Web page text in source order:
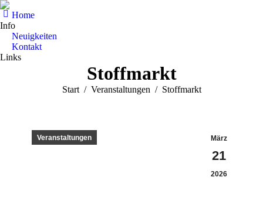
Home
Info
Neuigkeiten
Kontakt
Links
Stoffmarkt
Sie befinden sich hier:
Start Veranstaltungen Stoffmarkt
März
21
2026
Veranstaltungen